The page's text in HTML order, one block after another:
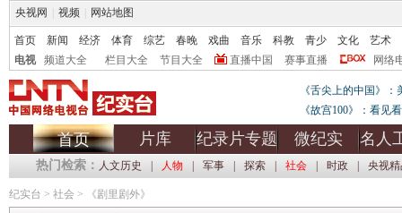
央视网 视频 网站地图
首页 新闻 经济 体育 综艺 春晚 戏曲 音乐 科教 青少 文化
艺术
电视
频道大全 栏目大全 节目大全 直播中国 赛事直播 网络
《舌尖上的中国》
《故宫100》：看见
首页 片库 纪录片专题 微纪实 名人
热门检索： 人文历史 人物 军事 探索 社会 时政 央视
纪实台 > 社会 > 《剧里剧外》